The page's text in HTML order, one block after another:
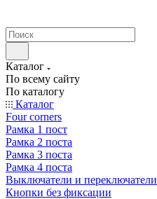
Каталог
По всему сайту
По каталогу
Каталог
Four corners
Рамка 1 пост
Рамка 2 поста
Рамка 3 поста
Рамка 4 поста
Выключатели и переключатели
Кнопки без фиксации